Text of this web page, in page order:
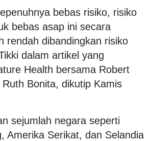
bebas risiko, risiko
bebas asap ini secara
rendah dibandingkan risiko
dalam artikel yang
Health bersama Robert
Bonita, dikutip Kamis
sejumlah negara seperti
Amerika Serikat, dan Selandia